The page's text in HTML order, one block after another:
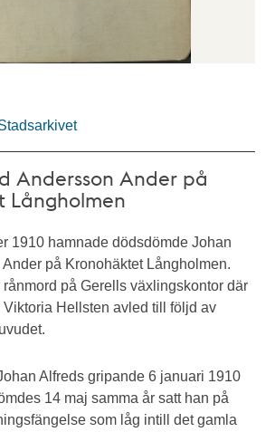
Andersson Ander på
Långholmen
1910 hamnade dödsdömde Johan
på Kronohäktet Långholmen.
rånmord på Gerells växlingskontor där
Viktoria Hellsten avled till följd av
Alfreds gripande 6 januari 1910
14 maj samma år satt han på
som låg intill det gamla